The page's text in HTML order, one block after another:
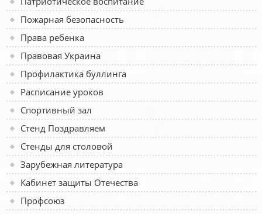
Пожарная безопасность
Права ребенка
Правовая Украина
Профилактика буллинга
Расписание уроков
Спортивный зал
Стенд Поздравляем
Стенды для столовой
Зарубежная литература
Кабинет защиты Отечества
Профсоюз